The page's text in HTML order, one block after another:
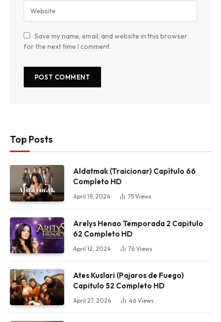
Save my name, email, and website in this browser
for the next time I comment.
Top Posts
Aldatmak (Traicionar) Capítulo 66
Completo HD
April 19, 2024 75 Views
Arelys Henao Temporada 2 Capitulo
62 Completo HD
April 12, 2024 76 Views
Ates Kuslari (Pajaros de Fuego)
Capitulo 52 Completo HD
April 27, 2024 46 Views